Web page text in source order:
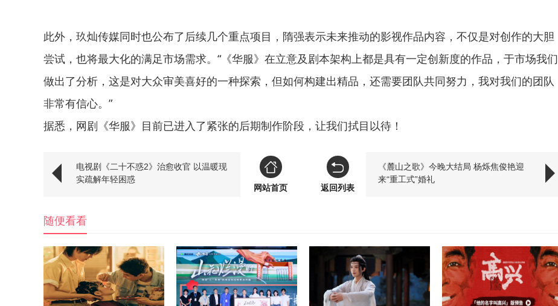
此外，玖灿传媒同时也公布了后续几个重点项目，隋强表示未来推动的影视作品内容，不仅是对创作的大胆
尝试，也将最大化的满足市场需求。“《华服》在立意及剧本架构上都是具有一定创新度的作品，于市场我们
做出了分析，这是对大众审美喜好的一种探索，但如何构建出精品，还需要团队共同努力，我对我们的团队
非常有信心。”
据悉，网剧《华服》目前已进入了紧张的后期制作阶段，让我们拭目以待！
电视剧《二十不惑2》治愈收官 以温暖现
实疏解年轻困惑
《麓山之歌》今晚大结局 杨烁焦俊艳迎
来“重工式”婚礼
网站首页
返回列表
随便看看